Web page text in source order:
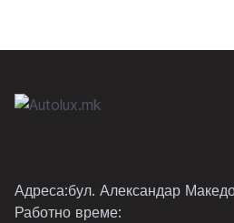
Адреса:бул. Александар
Работно време: